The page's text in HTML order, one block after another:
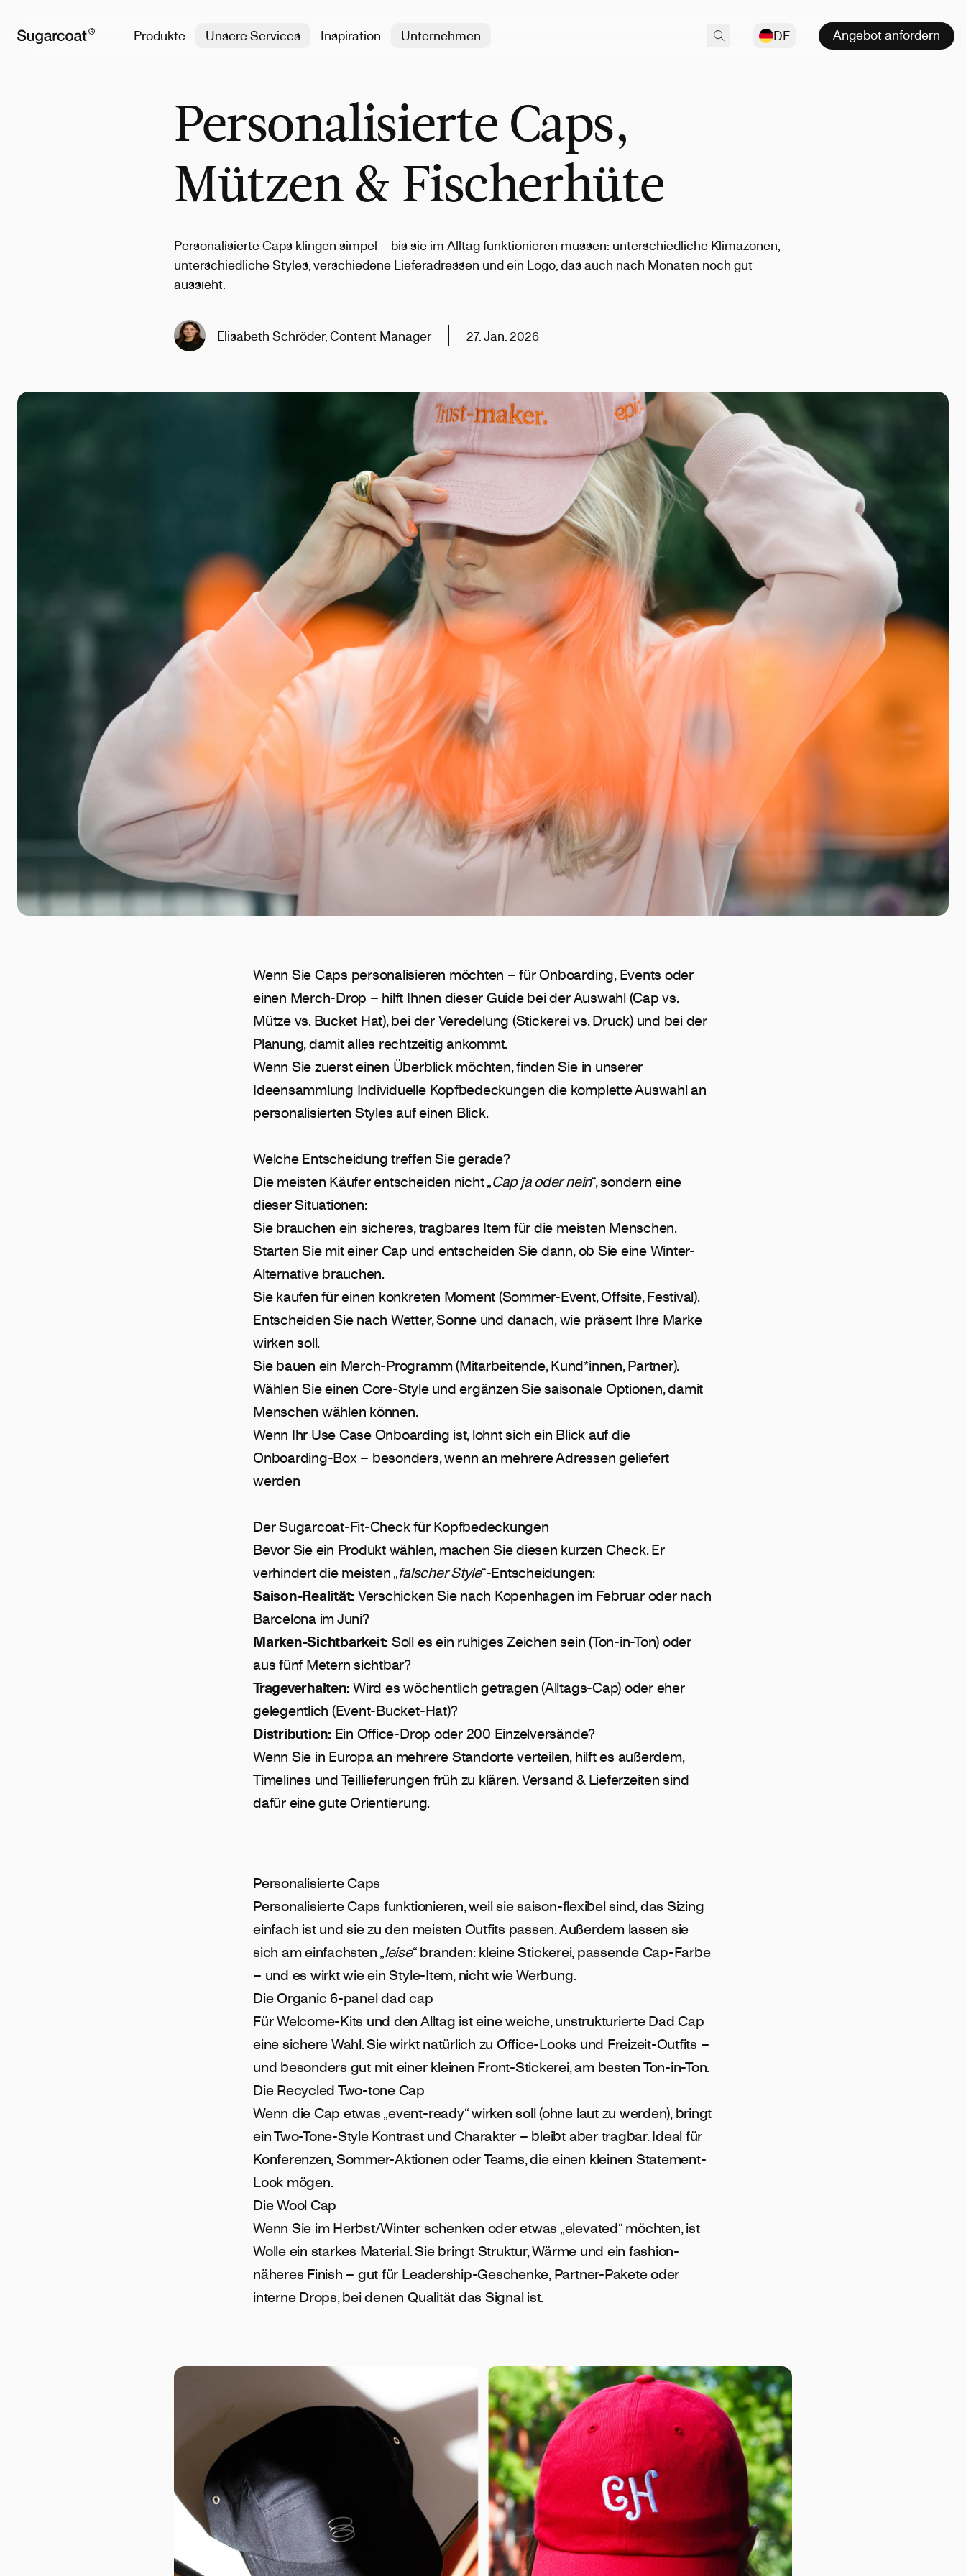
Produkte Unsere Services Inspiration Unternehmen DE Angebot anfordern
Personalisierte Caps,
Mützen & Fischerhüte
Personalisierte Caps klingen simpel – bis sie im Alltag funktionieren müssen: unterschiedliche Klimazonen,
unterschiedliche Styles, verschiedene Lieferadressen und ein Logo, das auch nach Monaten noch gut
aussieht.
Elisabeth Schröder, Content Manager 27. Jan. 2026
Wenn Sie Caps personalisieren möchten – für Onboarding, Events oder
einen Merch-Drop – hilft Ihnen dieser Guide bei der Auswahl (Cap vs.
Mütze vs. Bucket Hat), bei der Veredelung (Stickerei vs. Druck) und bei der
Planung, damit alles rechtzeitig ankommt.
Wenn Sie zuerst einen Überblick möchten, finden Sie in unserer
Ideensammlung Individuelle Kopfbedeckungen die komplette Auswahl an
personalisierten Styles auf einen Blick.
Welche Entscheidung treffen Sie gerade?
Die meisten Käufer entscheiden nicht „Cap ja oder nein“, sondern eine
dieser Situationen:
Sie brauchen ein sicheres, tragbares Item für die meisten Menschen.
Starten Sie mit einer Cap und entscheiden Sie dann, ob Sie eine Winter-
Alternative brauchen.
Sie kaufen für einen konkreten Moment (Sommer-Event, Offsite, Festival).
Entscheiden Sie nach Wetter, Sonne und danach, wie präsent Ihre Marke
wirken soll.
Sie bauen ein Merch-Programm (Mitarbeitende, Kund*innen, Partner).
Wählen Sie einen Core-Style und ergänzen Sie saisonale Optionen, damit
Menschen wählen können.
Wenn Ihr Use Case Onboarding ist, lohnt sich ein Blick auf die
Onboarding-Box – besonders, wenn an mehrere Adressen geliefert
werden
Der Sugarcoat-Fit-Check für Kopfbedeckungen
Bevor Sie ein Produkt wählen, machen Sie diesen kurzen Check. Er
verhindert die meisten „falscher Style“-Entscheidungen:
Saison-Realität: Verschicken Sie nach Kopenhagen im Februar oder nach
Barcelona im Juni?
Marken-Sichtbarkeit: Soll es ein ruhiges Zeichen sein (Ton-in-Ton) oder
aus fünf Metern sichtbar?
Trageverhalten: Wird es wöchentlich getragen (Alltags-Cap) oder eher
gelegentlich (Event-Bucket-Hat)?
Distribution: Ein Office-Drop oder 200 Einzelversände?
Wenn Sie in Europa an mehrere Standorte verteilen, hilft es außerdem,
Timelines und Teillieferungen früh zu klären.Versand & Lieferzeiten sind
dafür eine gute Orientierung.
Personalisierte Caps
Personalisierte Caps funktionieren, weil sie saison-flexibel sind, das Sizing
einfach ist und sie zu den meisten Outfits passen. Außerdem lassen sie
sich am einfachsten „leise“ branden: kleine Stickerei, passende Cap-Farbe
– und es wirkt wie ein Style-Item, nicht wie Werbung.
Die Organic 6-panel dad cap
Für Welcome-Kits und den Alltag ist eine weiche, unstrukturierte Dad Cap
eine sichere Wahl. Sie wirkt natürlich zu Office-Looks und Freizeit-Outfits –
und besonders gut mit einer kleinen Front-Stickerei, am besten Ton-in-Ton.
Die Recycled Two-tone Cap
Wenn die Cap etwas „event-ready“ wirken soll (ohne laut zu werden), bringt
ein Two-Tone-Style Kontrast und Charakter – bleibt aber tragbar. Ideal für
Konferenzen, Sommer-Aktionen oder Teams, die einen kleinen Statement-
Look mögen.
Die Wool Cap
Wenn Sie im Herbst/Winter schenken oder etwas „elevated“ möchten, ist
Wolle ein starkes Material. Sie bringt Struktur, Wärme und ein fashion-
näheres Finish – gut für Leadership-Geschenke, Partner-Pakete oder
interne Drops, bei denen Qualität das Signal ist.